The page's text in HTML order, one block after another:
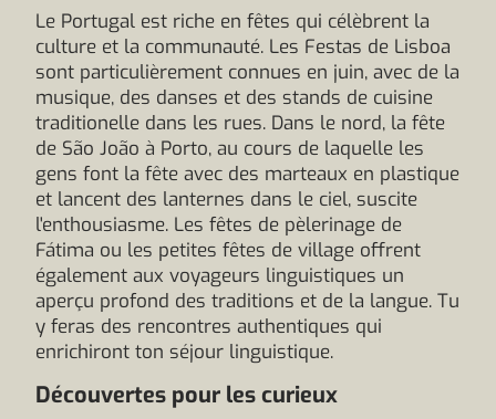
Le Portugal est riche en fêtes qui célèbrent la
culture et la communauté. Les Festas de Lisboa
sont particulièrement connues en juin, avec de la
musique, des danses et des stands de cuisine
traditionelle dans les rues. Dans le nord, la fête
de São João à Porto, au cours de laquelle les
gens font la fête avec des marteaux en plastique
et lancent des lanternes dans le ciel, suscite
l'enthousiasme. Les fêtes de pèlerinage de
Fátima ou les petites fêtes de village offrent
également aux voyageurs linguistiques un
aperçu profond des traditions et de la langue. Tu
y feras des rencontres authentiques qui
enrichiront ton séjour linguistique.
Découvertes pour les curieux